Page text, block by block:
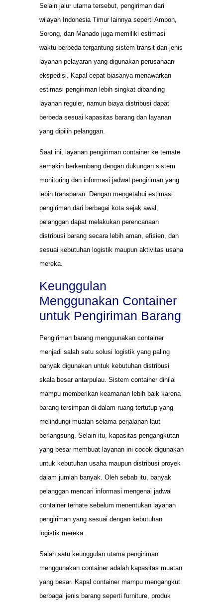
Selain jalur utama tersebut, pengiriman dari
wilayah Indonesia Timur lainnya seperti Ambon,
Sorong, dan Manado juga memiliki estimasi
waktu berbeda tergantung sistem transit dan jenis
layanan pelayaran yang digunakan perusahaan
ekspedisi. Kapal cepat biasanya menawarkan
estimasi pengiriman lebih singkat dibanding
layanan reguler, namun biaya distribusi dapat
berbeda sesuai kapasitas barang dan layanan
yang dipilih pelanggan.
Saat ini, layanan pengiriman container ke ternate
semakin berkembang dengan dukungan sistem
monitoring dan informasi jadwal pengiriman yang
lebih transparan. Dengan mengetahui estimasi
pengiriman dari berbagai kota sejak awal,
pelanggan dapat melakukan perencanaan
distribusi barang secara lebih aman, efisien, dan
sesuai kebutuhan logistik maupun aktivitas usaha
mereka.
Keunggulan
Menggunakan Container
untuk Pengiriman Barang
Pengiriman barang menggunakan container
menjadi salah satu solusi logistik yang paling
banyak digunakan untuk kebutuhan distribusi
skala besar antarpulau. Sistem container dinilai
mampu memberikan keamanan lebih baik karena
barang tersimpan di dalam ruang tertutup yang
melindungi muatan selama perjalanan laut
berlangsung. Selain itu, kapasitas pengangkutan
yang besar membuat layanan ini cocok digunakan
untuk kebutuhan usaha maupun distribusi proyek
dalam jumlah banyak. Oleh sebab itu, banyak
pelanggan mencari informasi mengenai jadwal
container ternate sebelum menentukan layanan
pengiriman yang sesuai dengan kebutuhan
logistik mereka.
Salah satu keunggulan utama pengiriman
menggunakan container adalah kapasitas muatan
yang besar. Kapal container mampu mengangkut
berbagai jenis barang seperti furniture, produk